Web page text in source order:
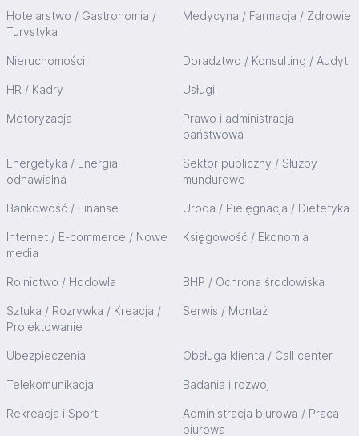
Hotelarstwo / Gastronomia /
Turystyka
Medycyna / Farmacja / Zdrowie
Nieruchomości Doradztwo / Konsulting / Audyt
HR / Kadry Usługi
Motoryzacja
Prawo i administracja
państwowa
Energetyka / Energia
odnawialna
Sektor publiczny / Służby
mundurowe
Bankowość / Finanse Uroda / Pielęgnacja / Dietetyka
Internet / E-commerce / Nowe
media
Księgowość / Ekonomia
Rolnictwo / Hodowla BHP / Ochrona środowiska
Sztuka / Rozrywka / Kreacja /
Projektowanie
Serwis / Montaż
Ubezpieczenia Obsługa klienta / Call center
Telekomunikacja Badania i rozwój
Rekreacja i Sport
Administracja biurowa / Praca
biurowa